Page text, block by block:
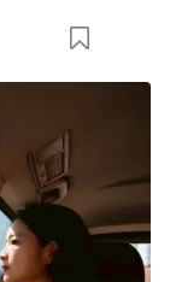
購買點數